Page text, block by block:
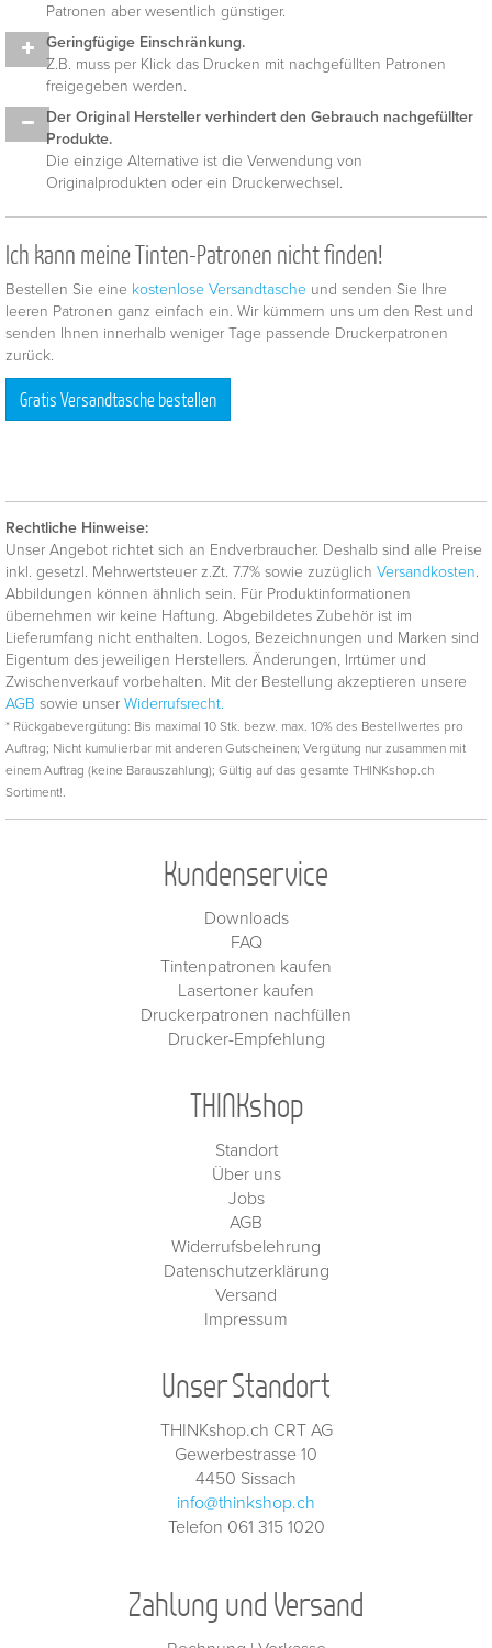
Patronen aber wesentlich günstiger.
Geringfügige Einschränkung.
Z.B. muss per Klick das Drucken mit nachgefüllten Patronen
freigegeben werden.
Der Original Hersteller verhindert den Gebrauch nachgefüllter
Produkte.
Die einzige Alternative ist die Verwendung von
Originalprodukten oder ein Druckerwechsel.
Ich kann meine Tinten-Patronen nicht finden!
Bestellen Sie eine kostenlose Versandtasche und senden Sie Ihre
leeren Patronen ganz einfach ein. Wir kümmern uns um den Rest und
senden Ihnen innerhalb weniger Tage passende Druckerpatronen
zurück.
Gratis Versandtasche bestellen
Rechtliche Hinweise:
Unser Angebot richtet sich an Endverbraucher. Deshalb sind alle Preise
inkl. gesetzl. Mehrwertsteuer z.Zt. 7.7% sowie zuzüglich Versandkosten.
Abbildungen können ähnlich sein. Für Produktinformationen
übernehmen wir keine Haftung. Abgebildetes Zubehör ist im
Lieferumfang nicht enthalten. Logos, Bezeichnungen und Marken sind
Eigentum des jeweiligen Herstellers. Änderungen, Irrtümer und
Zwischenverkauf vorbehalten. Mit der Bestellung akzeptieren unsere
AGB sowie unser Widerrufsrecht.
* Rückgabevergütung: Bis maximal 10 Stk. bezw. max. 10% des Bestellwertes pro
Auftrag; Nicht kumulierbar mit anderen Gutscheinen; Vergütung nur zusammen mit
einem Auftrag (keine Barauszahlung); Gültig auf das gesamte THINKshop.ch
Sortiment!.
Kundenservice
Downloads
FAQ
Tintenpatronen kaufen
Lasertoner kaufen
Druckerpatronen nachfüllen
Drucker-Empfehlung
THINKshop
Standort
Über uns
Jobs
AGB
Widerrufsbelehrung
Datenschutzerklärung
Versand
Impressum
Unser Standort
THINKshop.ch CRT AG
Gewerbestrasse 10
4450 Sissach
info@thinkshop.ch
Telefon 061 315 1020
Zahlung und Versand